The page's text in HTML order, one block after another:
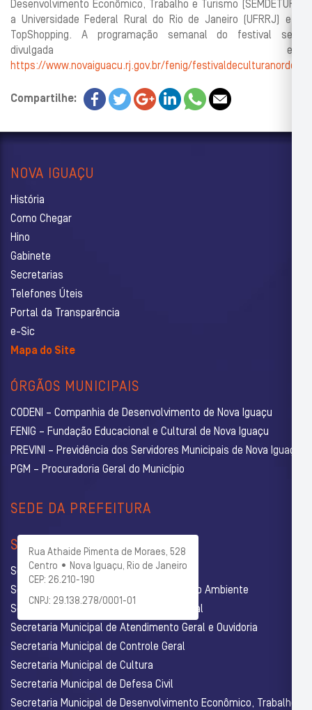
Desenvolvimento Econômico, Trabalho e Turismo (SEMDETUR),
a Universidade Federal Rural do Rio de Janeiro (UFRRJ) e o
TopShopping. A programação semanal do festival será
divulgada em
https://www.novaiguacu.rj.gov.br/fenig/
Compartilhe:
NOVA IGUAÇU
História
Como Chegar
Hino
Gabinete
Secretarias
Telefones Úteis
Portal da Transparência
e-Sic
Mapa do Site
ÓRGÃOS MUNICIPAIS
CODENI – Companhia de Desenvolvimento de Nova Iguaçu
FENIG – Fundação Educacional e Cultural de Nova Iguaçu
PREVINI – Previdência dos Servidores Municipais de Nova Iguaçu
PGM – Procuradoria Geral do Município
SEDE DA PREFEITURA
Rua Athaide Pimenta de Moraes, 528
Centro • Nova Iguaçu, Rio de Janeiro
CEP: 26.210-190
CNPJ: 29.138.278/0001-01
SECRETARIAS
Secretaria Municipal de Administração
Secretaria Municipal de Agricultura e Meio Ambiente
Secretaria Municipal de Assistência Social
Secretaria Municipal de Atendimento Geral e Ouvidoria
Secretaria Municipal de Controle Geral
Secretaria Municipal de Cultura
Secretaria Municipal de Defesa Civil
Secretaria Municipal de Desenvolvimento Econômico, Trabalho